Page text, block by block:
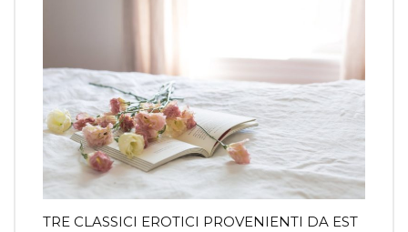
TRE CLASSICI EROTICI PROVENIENTI DA EST